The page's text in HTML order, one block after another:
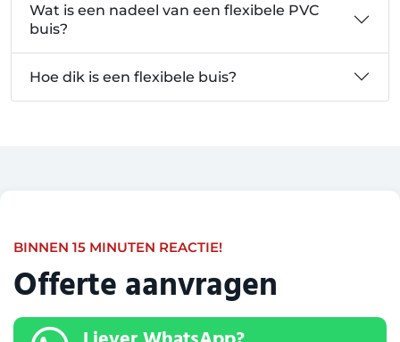
Wat is een nadeel van een flexibele PVC
buis?
Hoe dik is een flexibele buis?
BINNEN 15 MINUTEN REACTIE!
Offerte aanvragen